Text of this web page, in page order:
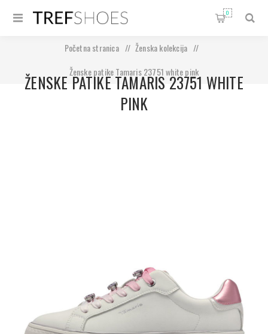
0
Početna stranica / Ženska kolekcija
/
Ženske patike Tamaris 23751 white pink
ŽENSKE PATIKE TAMARIS 23751 WHITE
PINK